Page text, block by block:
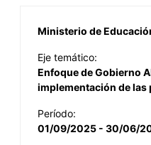
Ministerio de
Eje temático:
Enfoque de Gobierno
implementación de
Período:
01/09/2025 - 30/06/